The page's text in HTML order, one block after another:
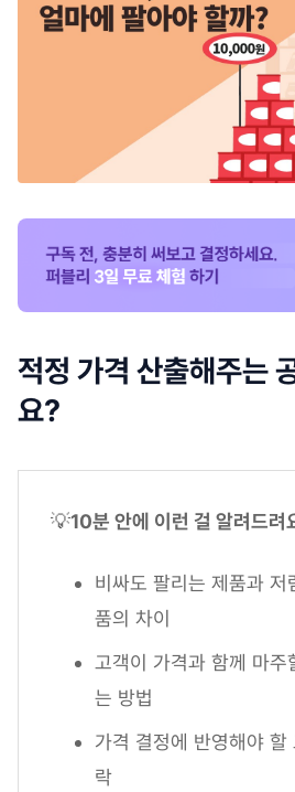
적정 가격 산출해주는
요?
💡10분 안에 이런 걸 알려드려
비싸도 팔리는 제품과 저
품의 차이
고객이 가격과 함께 마주
는 방법
가격 결정에 반영해야 할
락